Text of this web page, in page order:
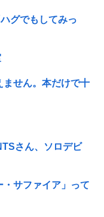
グでもしてみっ
ません。本だけで十
さん、ソロデビ
サファイア」って